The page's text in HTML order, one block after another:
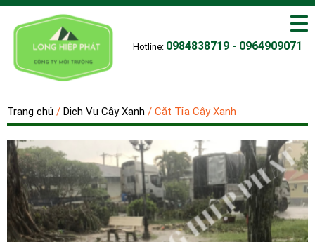
Hotline: 0984838719 - 0964909071
Trang chủ / Dịch Vụ Cây Xanh / Cắt Tỉa Cây Xanh